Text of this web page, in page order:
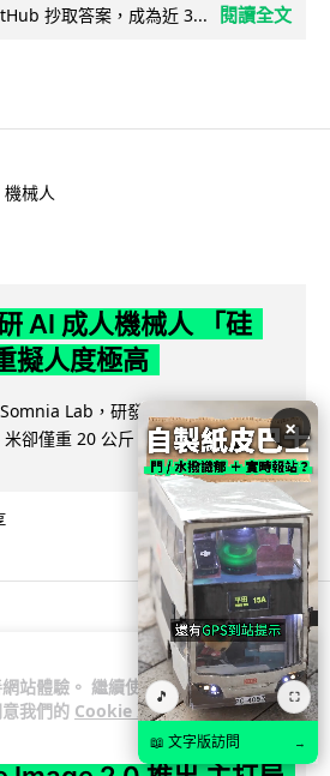
站體驗。 繼續使用
我們的 Cookie 政
抄取答案，成為近 3...
閱讀全文
機械人
AI 成人機械人 「硅
擬人度極高
Lab，研發出首款 AI 性愛機械
卻僅重 20 公斤，內置 165 種親密...×
🎵 ⛶
📖 文字版訪問 →